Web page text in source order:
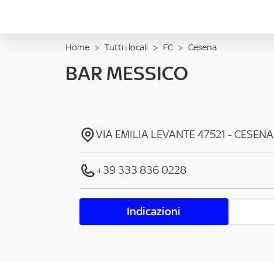
Home > Tutti i locali > FC > Cesena
BAR MESSICO
VIA EMILIA LEVANTE47521 -CESENA
+39 333 836 0228
Indicazioni